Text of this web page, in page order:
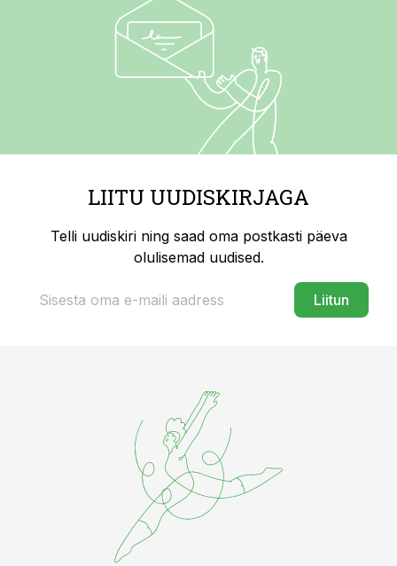
LIITU UUDISKIRJAGA
Telli uudiskiri ning saad oma postkasti päeva
olulisemad uudised.
Liitun